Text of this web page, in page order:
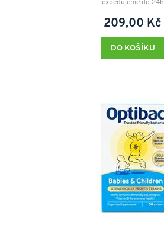
expedujeme do 24h
209,00 Kč
DO KOŠÍKU